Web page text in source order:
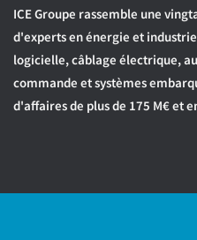
ICE Groupe rassemble une
d'experts en énergie et
logicielle, câblage électrique,
commande et systèmes
d'affaires de plus de 175 M€ et